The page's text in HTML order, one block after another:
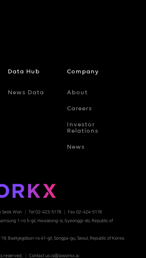
Seok Won Tel 02-423-5178
Fax 02-424-5178
1-ro 5-gil, Hwaseong-si, Gyeonggi-do, Republic of
Baekjegobun-ro 41-gil, Songpa-gu, Seoul, Republic of Korea.
reserved.
Contact us cs@aiworkx.ai
Data Hub
News Data
Company
About
Careers
Investor
Relations
News